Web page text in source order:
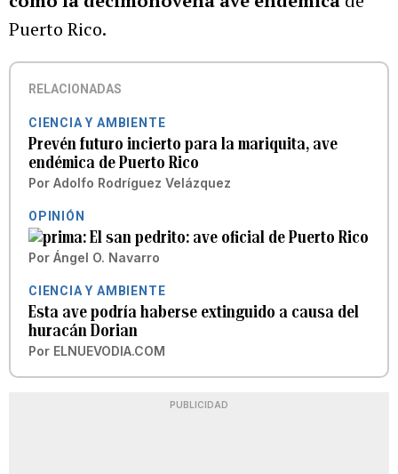
Puerto Rico.
RELACIONADAS
CIENCIA Y AMBIENTE
Prevén futuro incierto para la mariquita, ave
endémica de Puerto Rico
Por Adolfo Rodríguez Velázquez
OPINIÓN
El san pedrito: ave oficial de Puerto Rico
Por Ángel O. Navarro
CIENCIA Y AMBIENTE
Esta ave podría haberse extinguido a causa del
huracán Dorian
Por ELNUEVODIA.COM
PUBLICIDAD